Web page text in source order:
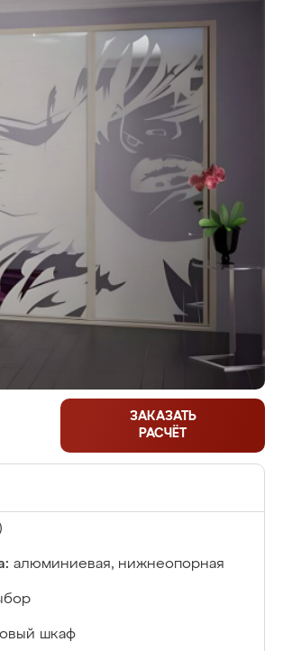
ЗАКАЗАТЬ
РАСЧЁТ
алюминиевая, нижнеопорная
шкаф